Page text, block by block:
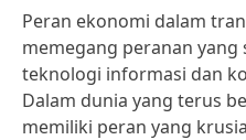
Peran ekonomi dalam
memegang peranan
teknologi informasi dan
Dalam dunia yang terus
memiliki peran yang